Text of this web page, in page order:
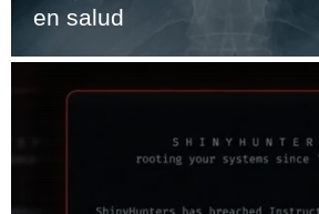
en salud